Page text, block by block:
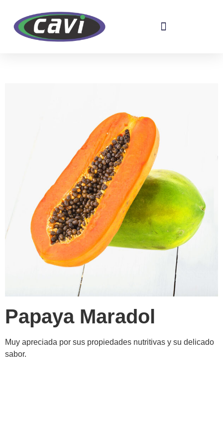
Papaya Maradol
Muy apreciada por sus propiedades nutritivas y su delicado
sabor.